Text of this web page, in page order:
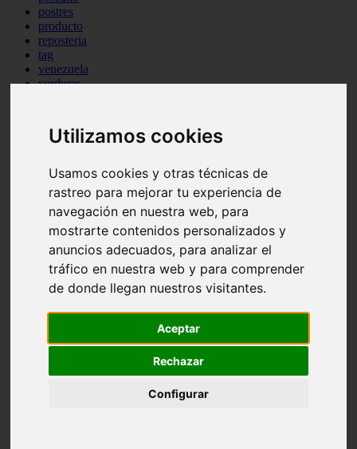
Utilizamos cookies
Usamos cookies y otras técnicas de
rastreo para mejorar tu experiencia de
navegación en nuestra web, para
mostrarte contenidos personalizados y
anuncios adecuados, para analizar el
tráfico en nuestra web y para comprender
de donde llegan nuestros visitantes.
Aceptar
Rechazar
Configurar
postres
producto
reposteria
tag
venezuela
verduras
Teruel - sarrión
Cádiz - algodonales
Madrid - madrid
Asturias - oviedo
Cádiz - el-puerto-de-santa-maría
Asturias - aller
álava - vitoria-gasteiz
Málaga - marbella
Zaragoza - zaragoza
Barcelona - barcelona
Valencia - valencia
Toledo - seseña
Cantabria - val-de-san-vicente